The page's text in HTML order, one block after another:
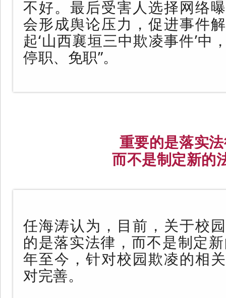
不好。最后受害人选择网络
会形成舆论压力，促进事件
起‘山西襄垣三中欺凌事件’中
停职、免职”。
重要的是落实
而不是制定新的
任海涛认为，目前，关于校
的是落实法律，而不是制定
年至今，针对校园欺凌的相
对完善。